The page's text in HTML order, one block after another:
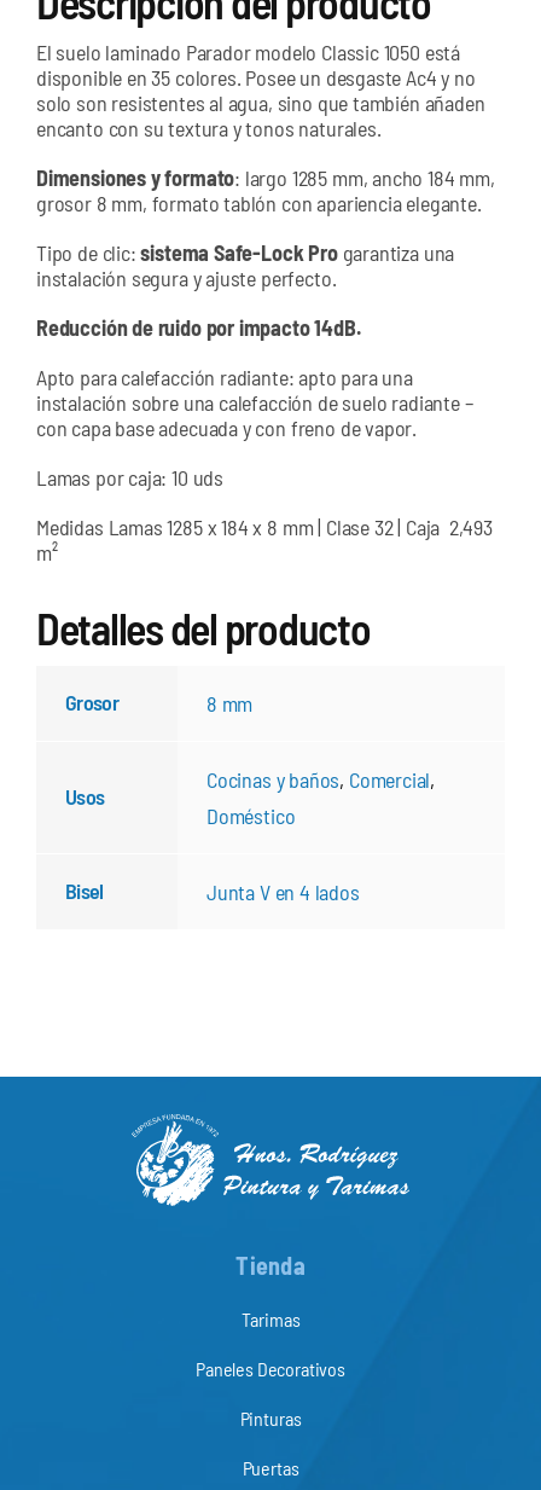
El suelo laminado Parador modelo Classic 1050 está
disponible en 35 colores. Posee un desgaste Ac4 y no
solo son resistentes al agua, sino que también añaden
encanto con su textura y tonos naturales.
Dimensiones y formato: largo 1285 mm, ancho 184 mm,
grosor 8 mm, formato tablón con apariencia elegante.
Tipo de clic:sistema Safe-Lock Progarantiza una
instalación segura y ajuste perfecto.
Reducción de ruido por impacto 14dB.
Apto para calefacción radiante: apto para una
instalación sobre una calefacción de suelo radiante –
con capa base adecuada y con freno de vapor.
Lamas por caja: 10 uds
Medidas Lamas 1285 x 184 x 8 mm | Clase 32 | Caja 2,493
m²
Detalles del producto
Grosor 8 mm
Usos
Cocinas y baños, Comercial,
Doméstico
Bisel Junta V en 4 lados
Tienda
Tarimas
Paneles Decorativos
Pinturas
Puertas